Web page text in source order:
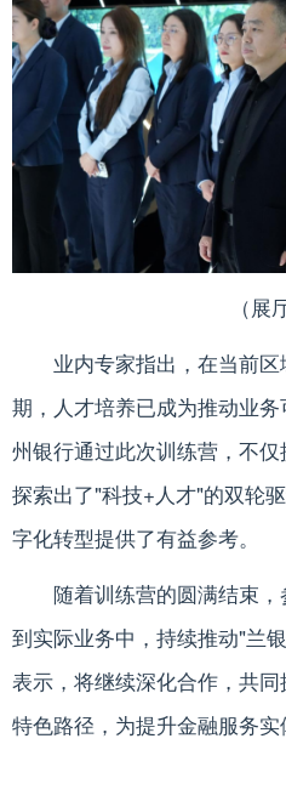
（展
业内专家指出，在当前
期，人才培养已成为推动业
州银行通过此次训练营，不
探索出了"科技+人才"的双轮
字化转型提供了有益参考。
随着训练营的圆满结束
到实际业务中，持续推动"兰
表示，将继续深化合作，共
特色路径，为提升金融服务实